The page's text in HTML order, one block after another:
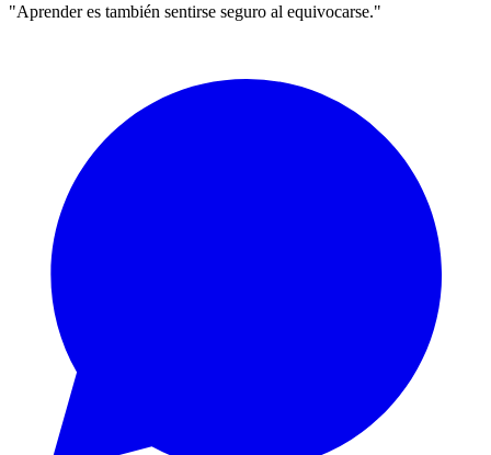
"Aprender es también sentirse seguro al equivocarse."